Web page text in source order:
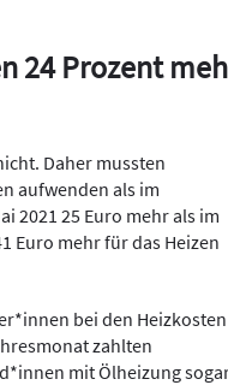
24 Prozent
Daher mussten
aufwenden als im
2021 25 Euro mehr als im
Euro mehr für das Heizen
bei den Heizkosten
zahlten
mit Ölheizung